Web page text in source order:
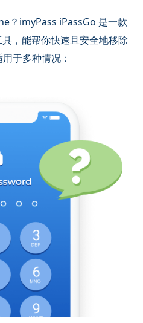
？imyPass iPassGo 是一款
，能帮你快速且安全地移除
于多种情况：